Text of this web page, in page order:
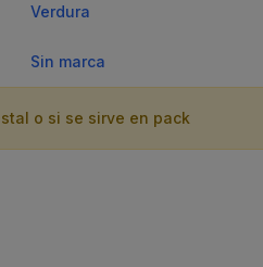
Verdura
Sin marca
o si se sirve en pack